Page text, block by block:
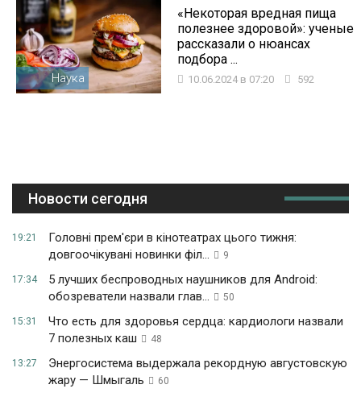
Наука
«Некоторая вредная пища
полезнее здоровой»: ученые
рассказали о нюансах
подбора ...
10.06.2024 в 07:20 592
Новости сегодня
19:21
Головні прем'єри в кінотеатрах цього тижня:
довгоочікувані новинки філ...
9
17:34
5 лучших беспроводных наушников для Android:
обозреватели назвали глав...
50
15:31
Что есть для здоровья сердца: кардиологи назвали
7 полезных каш
48
13:27
Энергосистема выдержала рекордную августовскую
жару — Шмыгаль
60